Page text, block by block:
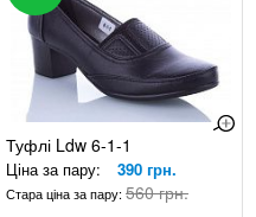
Туфлі Ldw 6-1-1
Ціна за пару: 390 грн.
Стара ціна за пару:560 грн.